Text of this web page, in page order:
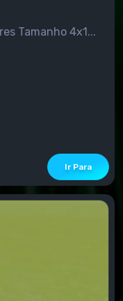
Estacionamento com painéis solares Tamanho 4x1...
Ir Para